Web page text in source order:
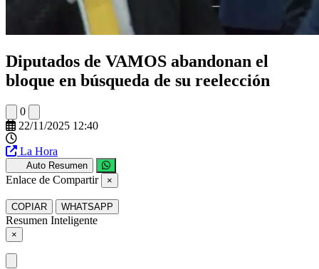
Diputados de VAMOS abandonan el
bloque en búsqueda de su reelección
0
22/11/2025 12:40
La Hora
Auto Resumen
Enlace de Compartir ×
COPIAR WHATSAPP
Resumen Inteligente
×